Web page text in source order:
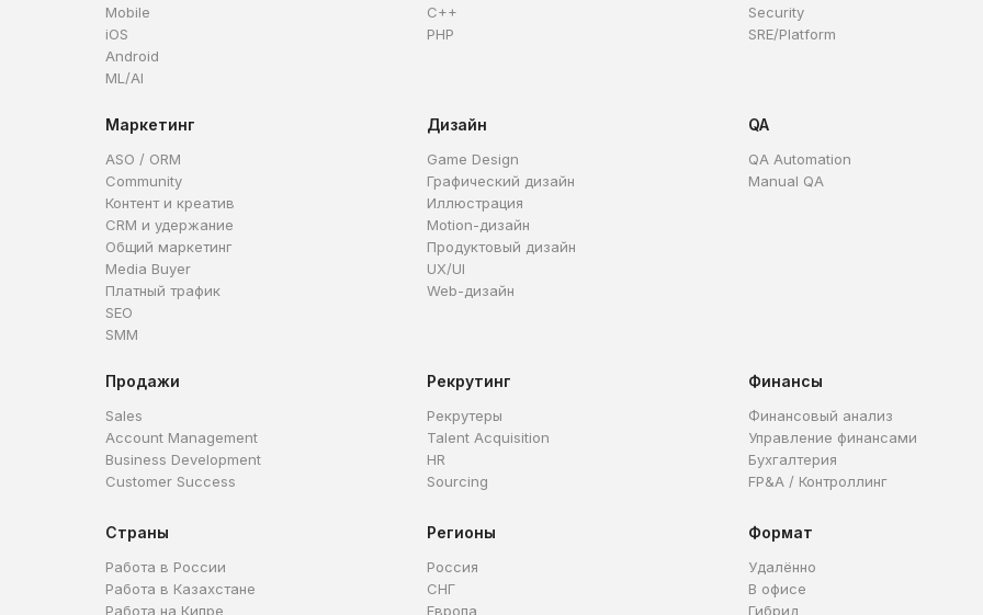
Mobile
iOS
Android
ML/AI
C++
PHP
Security
SRE/Platform
Маркетинг
ASO / ORM
Community
Контент и креатив
CRM и удержание
Общий маркетинг
Media Buyer
Платный трафик
SEO
SMM
Дизайн
Game Design
Графический дизайн
Иллюстрация
Motion-дизайн
Продуктовый дизайн
UX/UI
Web-дизайн
QA
QA Automation
Manual QA
Продажи
Sales
Account Management
Business Development
Customer Success
Рекрутинг
Рекрутеры
Talent Acquisition
HR
Sourcing
Финансы
Финансовый анализ
Управление финансами
Бухгалтерия
FP&A / Контроллинг
Страны
Работа в России
Работа в Казахстане
Работа на Кипре
Регионы
Россия
СНГ
Европа
Формат
Удалённо
В офисе
Гибрид